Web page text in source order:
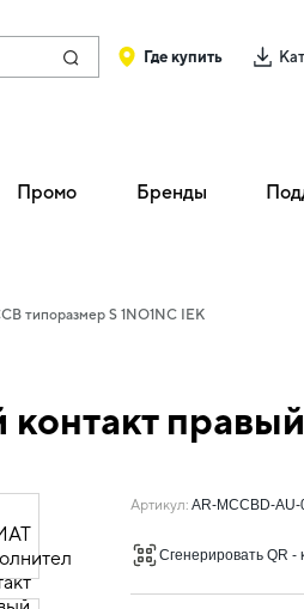
Где купить
Промо Бренды
типоразмер S 1NO1NC IEK
Артикул: AR-MCCBD-AU-
Сгенерировать QR -